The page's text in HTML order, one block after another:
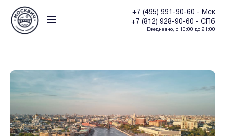
+7 (495) 991-90-60 - Мск
+7 (812) 928-90-60 - СПб
Ежедневно, с 10:00 до 21:00